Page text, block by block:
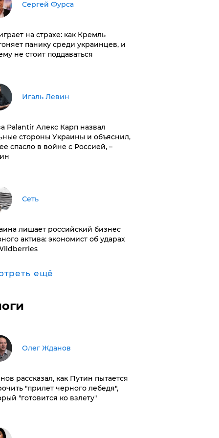
Сергей Фурса
на страхе: как Кремль
панику среди украинцев, и
не стоит поддаваться
Игаль Левин
Palantir Алекс Карп назвал
стороны Украины и объяснил,
спасло в войне с Россией, –
Сеть
лишает российский бизнес
актива: экономист об ударах
ещё
Олег Жданов
рассказал, как Путин пытается
"прилет черного лебедя",
"готовится ко взлету"